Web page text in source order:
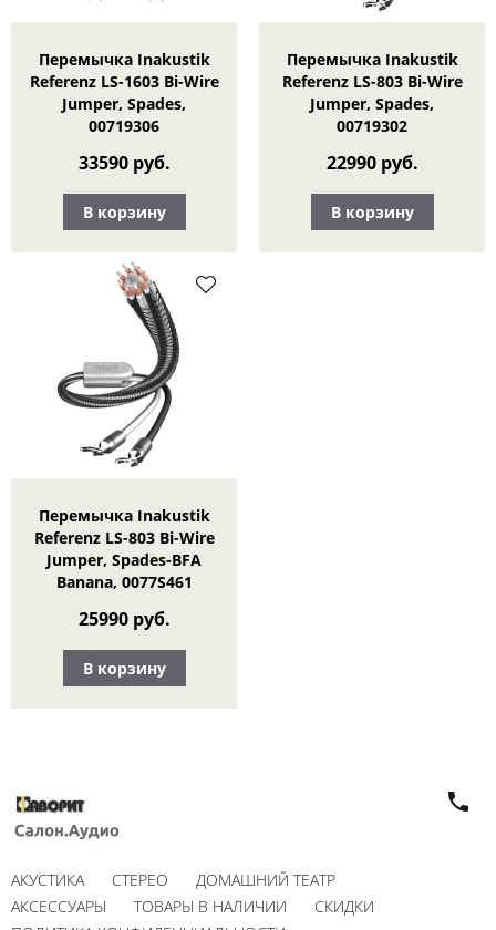
Перемычка Inakustik
Referenz LS-1603 Bi-Wire
Jumper, Spades,
00719306
33590 руб.
В корзину
Перемычка Inakustik
Referenz LS-803 Bi-Wire
Jumper, Spades,
00719302
22990 руб.
В корзину
Перемычка Inakustik
Referenz LS-803 Bi-Wire
Jumper, Spades-BFA
Banana, 0077S461
25990 руб.
В корзину
АКУСТИКА СТЕРЕО
ДОМАШНИЙ ТЕАТР
АКСЕССУАРЫ
ТОВАРЫ В НАЛИЧИИ
СКИДКИ